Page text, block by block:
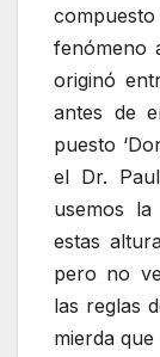
fenómeno
originó
antes de
puesto
el Dr.
usemos
estas
pero no
las reglas
mierda